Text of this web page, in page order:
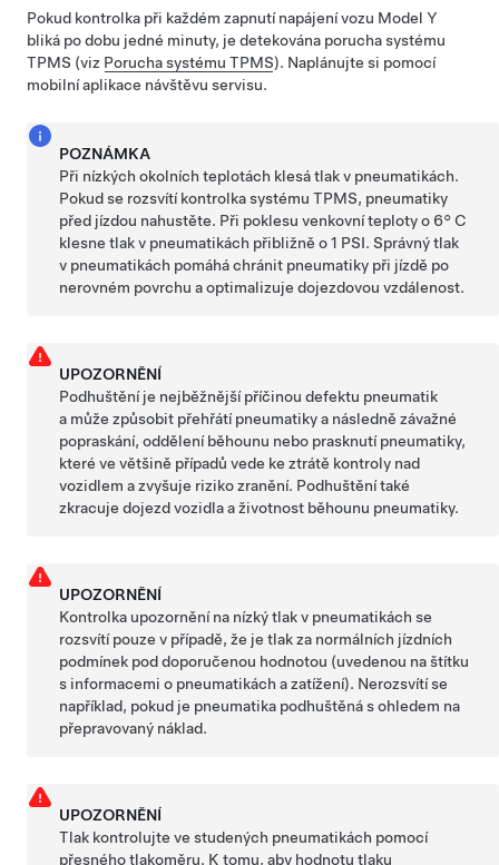
Pokud kontrolka při každém zapnutí napájení vozu Model Y
bliká po dobu jedné minuty, je detekována porucha systému
TPMS (viz Porucha systému TPMS). Naplánujte si pomocí
mobilní aplikace návštěvu servisu.
POZNÁMKA
Při nízkých okolních teplotách klesá tlak v pneumatikách.
Pokud se rozsvítí kontrolka systému TPMS, pneumatiky
před jízdou nahustěte. Při poklesu venkovní teploty o 6° C
klesne tlak v pneumatikách přibližně o 1 PSI. Správný tlak
v pneumatikách pomáhá chránit pneumatiky při jízdě po
nerovném povrchu a optimalizuje dojezdovou vzdálenost.
UPOZORNĚNÍ
Podhuštění je nejběžnější příčinou defektu pneumatik
a může způsobit přehřátí pneumatiky a následně závažné
popraskání, oddělení běhounu nebo prasknutí pneumatiky,
které ve většině případů vede ke ztrátě kontroly nad
vozidlem a zvyšuje riziko zranění. Podhuštění také
zkracuje dojezd vozidla a životnost běhounu pneumatiky.
UPOZORNĚNÍ
Kontrolka upozornění na nízký tlak v pneumatikách se
rozsvítí pouze v případě, že je tlak za normálních jízdních
podmínek pod doporučenou hodnotou (uvedenou na štítku
s informacemi o pneumatikách a zatížení). Nerozsvítí se
například, pokud je pneumatika podhuštěná s ohledem na
přepravovaný náklad.
UPOZORNĚNÍ
Tlak kontrolujte ve studených pneumatikách pomocí
přesného tlakoměru. K tomu, aby hodnotu tlaku